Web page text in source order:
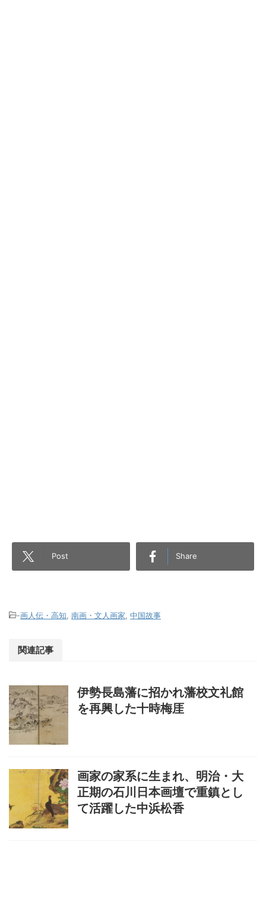
Post Share
-画人伝・高知 南画・文人画家 中国故事
関連記事
伊勢長島藩に招かれ藩校文礼館
を再興した十時梅厓
画家の家系に生まれ、明治・大
正期の石川日本画壇で重鎮とし
て活躍した中浜松香